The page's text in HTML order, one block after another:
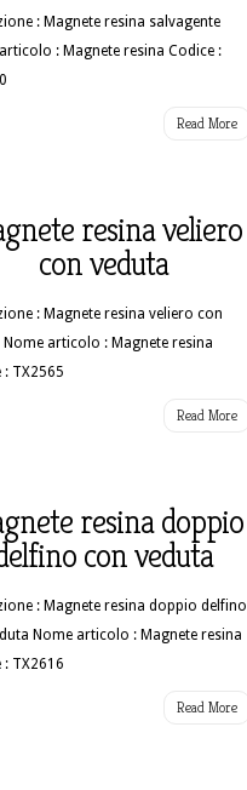
: Magnete resina salvagente
: Magnete resina Codice :
Read More
resina veliero
con veduta
: Magnete resina veliero con
Nome articolo : Magnete resina
: TX2565
Read More
resina doppio
con veduta
: Magnete resina doppio delfino
Nome articolo : Magnete resina
: TX2616
Read More